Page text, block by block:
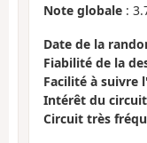
Note globale :
Date de la
Fiabilité de la
Facilité à suivre
Intérêt du
Circuit très